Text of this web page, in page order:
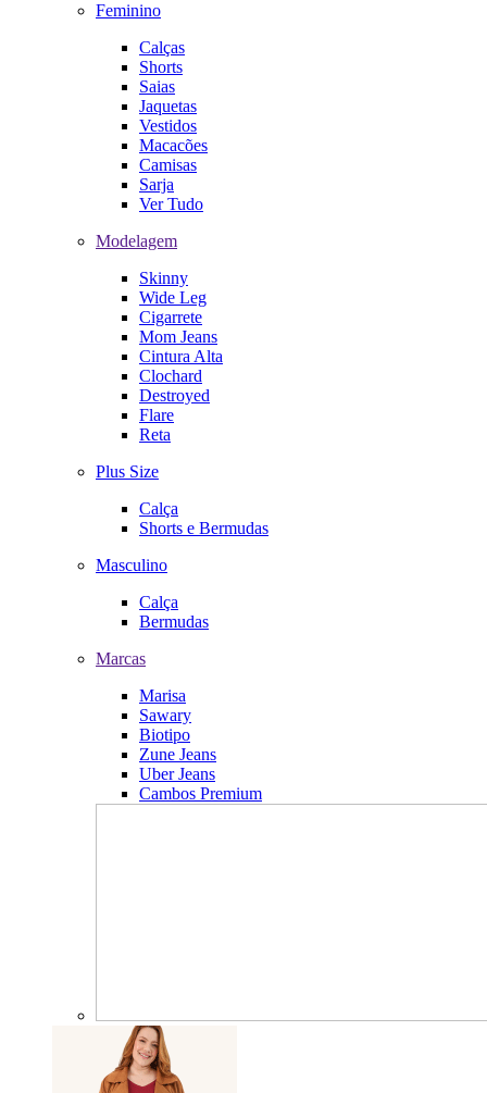
Feminino
Calças
Shorts
Saias
Jaquetas
Vestidos
Macacões
Camisas
Sarja
Ver Tudo
Modelagem
Skinny
Wide Leg
Cigarrete
Mom Jeans
Cintura Alta
Clochard
Destroyed
Flare
Reta
Plus Size
Calça
Shorts e Bermudas
Masculino
Calça
Bermudas
Marcas
Marisa
Sawary
Biotipo
Zune Jeans
Uber Jeans
Cambos Premium